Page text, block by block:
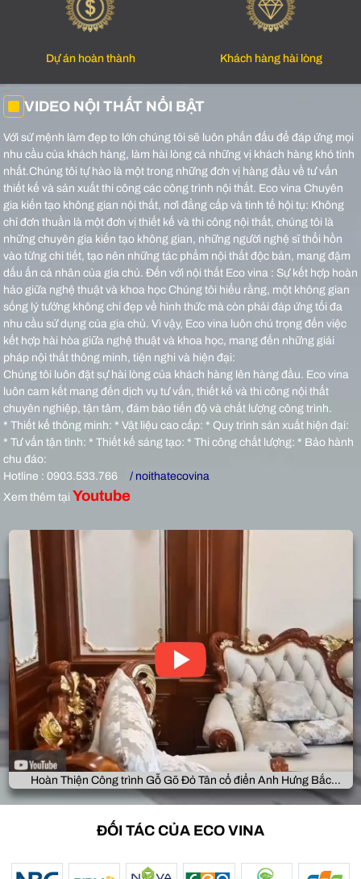
Dự án hoàn thành Khách hàng hài lòng
VIDEO NỘI THẤT NỔI BẬT
Với sứ mệnh làm đẹp to lớn chúng tôi sẽ luôn phấn đấu để đáp ứng mọi
nhu cầu của khách hàng, làm hài lòng cả những vị khách hàng khó tính
nhất.Chúng tôi tự hào là một trong những đơn vị hàng đầu về tư vấn
thiết kế và sản xuất thi công các công trình nội thất. Eco vina Chuyên
gia kiến tạo không gian nội thất, nơi đẳng cấp và tinh tế hội tụ: Không
chỉ đơn thuần là một đơn vị thiết kế và thi công nội thất, chúng tôi là
những chuyên gia kiến tạo không gian, những người nghệ sĩ thổi hồn
vào từng chi tiết, tạo nên những tác phẩm nội thất độc bản, mang đậm
dấu ấn cá nhân của gia chủ. Đến với nội thất Eco vina : Sự kết hợp hoàn
hảo giữa nghệ thuật và khoa học Chúng tôi hiểu rằng, một không gian
sống lý tưởng không chỉ đẹp về hình thức mà còn phải đáp ứng tối đa
nhu cầu sử dụng của gia chủ. Vì vậy, Eco vina luôn chú trọng đến việc
kết hợp hài hòa giữa nghệ thuật và khoa học, mang đến những giải
pháp nội thất thông minh, tiện nghi và hiện đại:
Chúng tôi luôn đặt sự hài lòng của khách hàng lên hàng đầu. Eco vina
luôn cam kết mang đến dịch vụ tư vấn, thiết kế và thi công nội thất
chuyên nghiệp, tận tâm, đảm bảo tiến độ và chất lượng công trình.
* Thiết kế thông minh: * Vật liệu cao cấp: * Quy trình sản xuất hiện đại:
* Tư vấn tận tình: * Thiết kế sáng tạo: * Thi công chất lượng: * Bảo hành
chu đáo:
Hotline : 0903.533.766
/ noithatecovina
Xem thêm tại Youtube
Hoàn Thiện Công trình Gỗ Gõ Đỏ Tân cổ điển Anh Hưng Bắc
Giang
ĐỐI TÁC CỦA ECO VINA